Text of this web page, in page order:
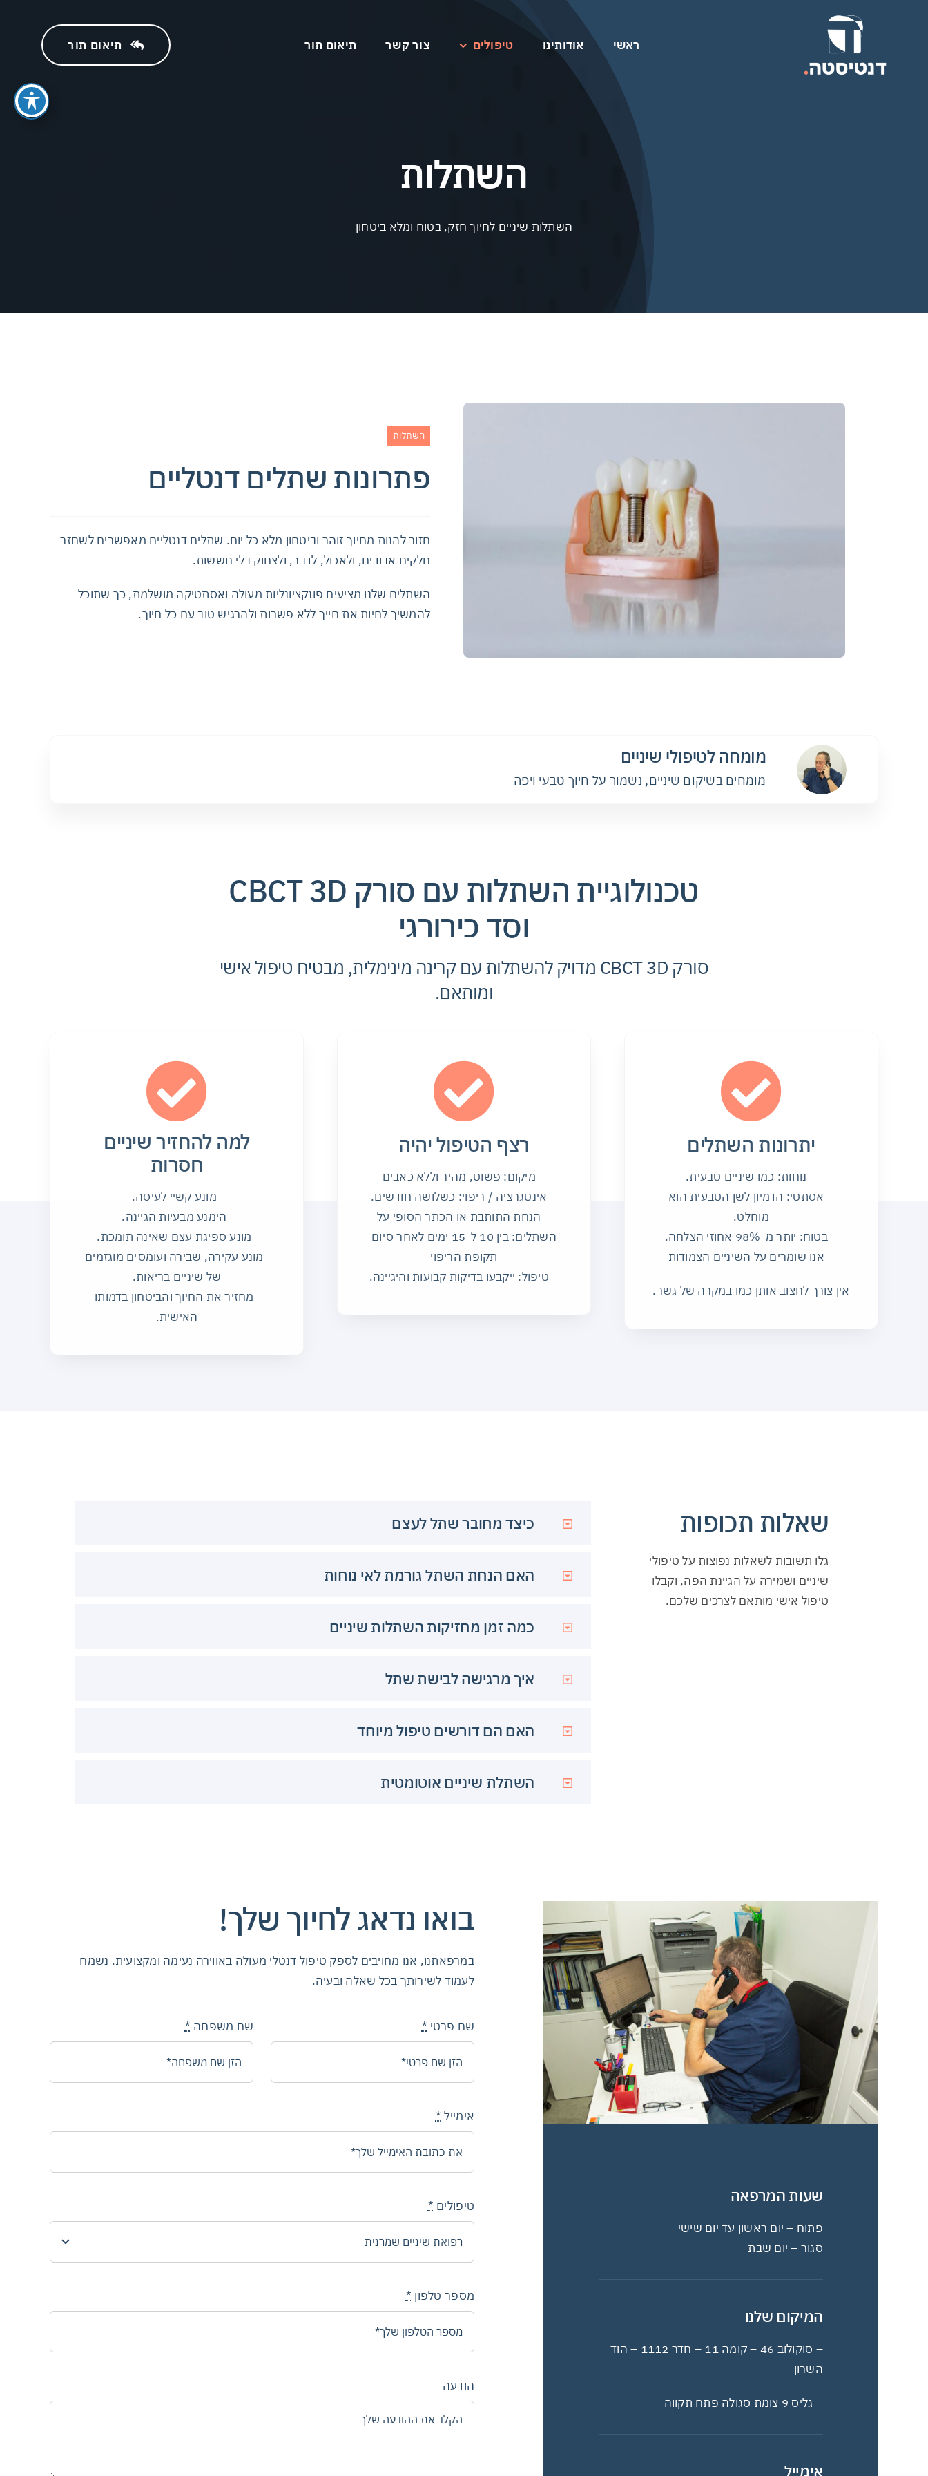
ראשי
אודותינו טיפולים צור קשר תיאום תור תיאום תור
השתלות
השתלות שיניים לחיוך חזק, בטוח ומלא ביטחון
השתלות
פתרונות שתלים דנטליים
חזור להנות מחיוך זוהר וביטחון מלא כל יום. שתלים דנטליים מאפשרים לשחזר
חלקים אבודים, ולאכול, לדבר, ולצחוק בלי חששות.
השתלים שלנו מציעים פונקציונליות מעולה ואסתטיקה מושלמת, כך שתוכל
להמשיך לחיות את חייך ללא פשרות ולהרגיש טוב עם כל חיוך.
מומחה לטיפולי שיניים
מומחים בשיקום שיניים, נשמור על חיוך טבעי ויפה
טכנולוגיית השתלות עם סורק CBCT 3D
וסד כירורגי
סורק CBCT 3D מדויק להשתלות עם קרינה מינימלית, מבטיח טיפול אישי
ומותאם.
יתרונות השתלים
– נוחות: כמו שיניים טבעית.
– אסתטי: הדמיון לשן הטבעית הוא
מוחלט.
– בטוח: יותר מ-98% אחוזי הצלחה.
– אנו שומרים על השיניים הצמודות
אין צורך לחצוב אותן כמו במקרה של גשר.
רצף הטיפול יהיה
– מיקום: פשוט, מהיר וללא כאבים
– אינטגרציה / ריפוי: כשלושה חודשים.
– הנחת התותבת או הכתר הסופי על
השתלים: בין 10 ל-15 ימים לאחר סיום
תקופת הריפוי
– טיפול: ייקבעו בדיקות קבועות והיגיינה.
למה להחזיר שיניים
חסרות
-מונע קשיי לעיסה.
-הימנע מבעיות הגיינה.
-מונע ספיגת עצם שאינה תומכת.
-מונע עקירה, שבירה ועומסים מוגזמים
של שיניים בריאות.
-מחזיר את החיוך והביטחון בדמותו
האישית.
שאלות תכופות
גלו תשובות לשאלות נפוצות על טיפולי
שיניים ושמירה על הגיינת הפה, וקבלו
טיפול אישי מותאם לצרכים שלכם.
כיצד מחובר שתל לעצם
האם הנחת השתל גורמת לאי נוחות
כמה זמן מחזיקות השתלות שיניים
איך מרגישה לבישת שתל
האם הם דורשים טיפול מיוחד
השתלת שיניים אוטומטית
שעות המרפאה
פתוח – יום ראשון עד יום שישי
סגור – יום שבת
המיקום שלנו
– סוקולוב 46 – קומה 11 – חדר 1112 – הוד
השרון
– גליס 9 צומת סגולה פתח תקווה
אימייל
בואו נדאג לחיוך שלך!
במרפאתנו, אנו מחויבים לספק טיפול דנטלי מעולה באווירה נעימה ומקצועית. נשמח
לעמוד לשירותך בכל שאלה ובעיה.
שם פרטי * שם משפחה *
אימייל *
טיפולים *
מספר טלפון *
הודעה